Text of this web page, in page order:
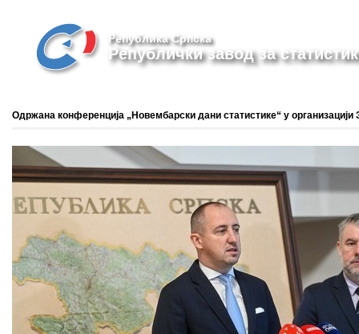
Република Српска
Републички завод за
Одржана конференција „Новембарски дани статистике“ у организацији